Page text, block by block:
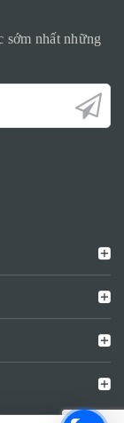
sớm nhất những